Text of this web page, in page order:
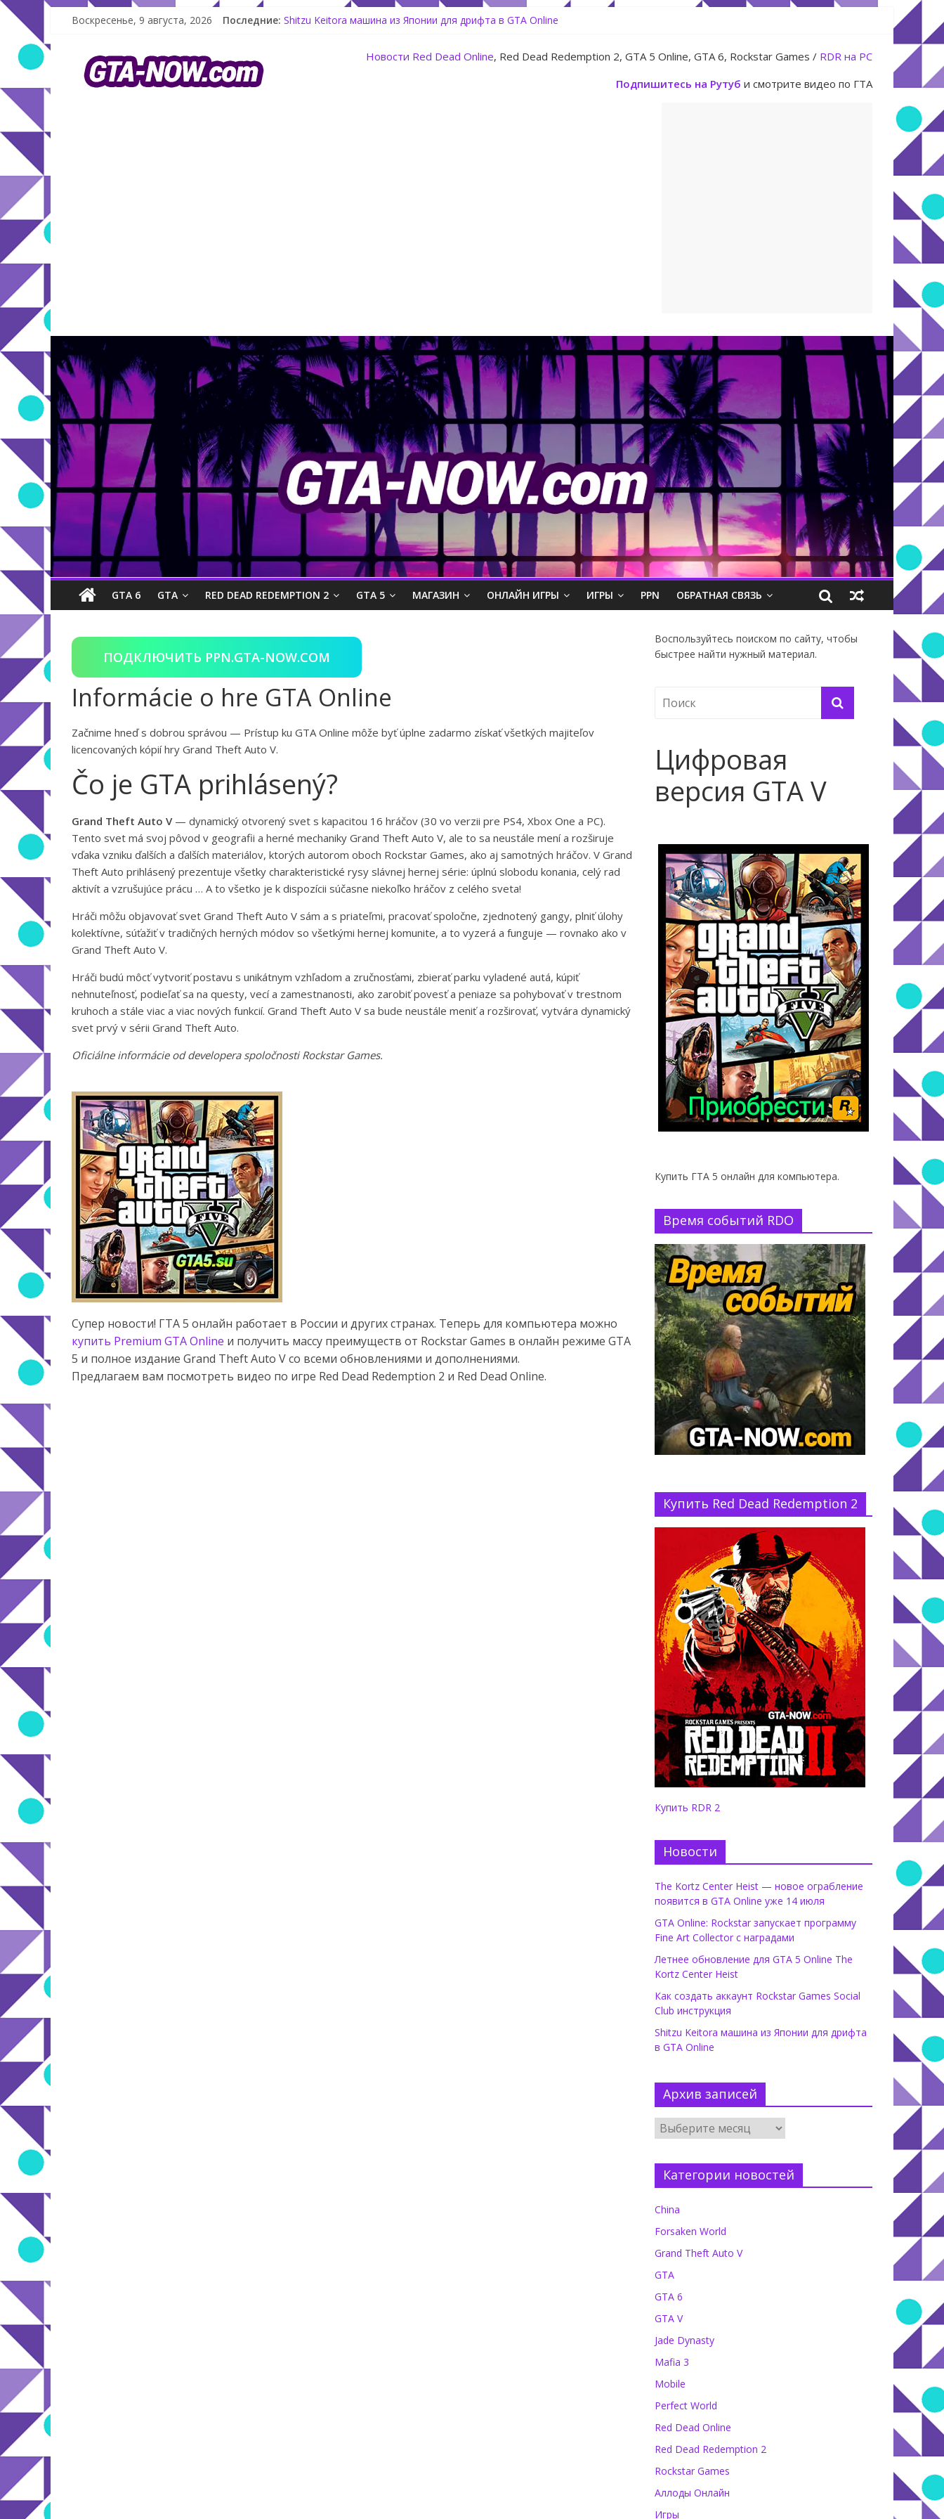
Воскресенье, 9 августа, 2026 Последние: Shitzu Keitora машина из Японии для дрифта в GTA Online
GTA Online: Rockstar запускает программу Fine Art Collector с наградами
Летнее обновление для GTA 5 Online The Kortz Center Heist
Новости Red Dead Online, Red Dead Redemption 2, GTA 5 Online, GTA 6, Rockstar Games / RDR на PC
Подпишитесь на Рутуб и смотрите видео по ГТА
GTA 6 GTA RED DEAD REDEMPTION 2 GTA 5 МАГАЗИН ОНЛАЙН ИГРЫ ИГРЫ PPN ОБРАТНАЯ СВЯЗЬ
ПОДКЛЮЧИТЬ PPN.GTA-NOW.COM
Informácie o hre GTA Online
Začnime hneď s dobrou správou — Prístup ku GTA Online môže byť úplne zadarmo získať všetkých majiteľov
licencovaných kópií hry Grand Theft Auto V.
Čo je GTA prihlásený?
Grand Theft Auto V— dynamický otvorený svet s kapacitou 16 hráčov (30 vo verzii pre PS4, Xbox One a PC).
Tento svet má svoj pôvod v geografii a herné mechaniky Grand Theft Auto V, ale to sa neustále mení a rozširuje
vďaka vzniku ďalších a ďalších materiálov, ktorých autorom oboch Rockstar Games, ako aj samotných hráčov. V Grand
Theft Auto prihlásený prezentuje všetky charakteristické rysy slávnej hernej série: úplnú slobodu konania, celý rad
aktivít a vzrušujúce prácu … A to všetko je k dispozícii súčasne niekoľko hráčov z celého sveta!
Hráči môžu objavovať svet Grand Theft Auto V sám a s priateľmi, pracovať spoločne, zjednotený gangy, plniť úlohy
kolektívne, súťažiť v tradičných herných módov so všetkými hernej komunite, a to vyzerá a funguje — rovnako ako v
Grand Theft Auto V.
Hráči budú môcť vytvoriť postavu s unikátnym vzhľadom a zručnosťami, zbierať parku vyladené autá, kúpiť
nehnuteľnosť, podieľať sa na questy, vecí a zamestnanosti, ako zarobiť povesť a peniaze sa pohybovať v trestnom
kruhoch a stále viac a viac nových funkcií. Grand Theft Auto V sa bude neustále meniť a rozširovať, vytvára dynamický
svet prvý v sérii Grand Theft Auto.
Oficiálne informácie od developera spoločnosti Rockstar Games.
Супер новости! ГТА 5 онлайн работает в России и других странах. Теперь для компьютера можно
купить Premium GTA Online и получить массу преимуществ от Rockstar Games в онлайн режиме GTA
5 и полное издание Grand Theft Auto V со всеми обновлениями и дополнениями.
Предлагаем вам посмотреть видео по игре Red Dead Redemption 2 и Red Dead Online.
Воспользуйтесь поиском по сайту, чтобы
быстрее найти нужный материал.
Цифровая
версия GTA V
Купить ГТА 5 онлайн для компьютера.
Время событий RDO
Купить Red Dead Redemption 2
Купить RDR 2
Новости
The Kortz Center Heist — новое ограбление
появится в GTA Online уже 14 июля
GTA Online: Rockstar запускает программу
Fine Art Collector с наградами
Летнее обновление для GTA 5 Online The
Kortz Center Heist
Как создать аккаунт Rockstar Games Social
Club инструкция
Shitzu Keitora машина из Японии для дрифта
в GTA Online
Архив записей
Категории новостей
China
Forsaken World
Grand Theft Auto V
GTA
GTA 6
GTA V
Jade Dynasty
Mafia 3
Mobile
Perfect World
Red Dead Online
Red Dead Redemption 2
Rockstar Games
Аллоды Онлайн
Игры